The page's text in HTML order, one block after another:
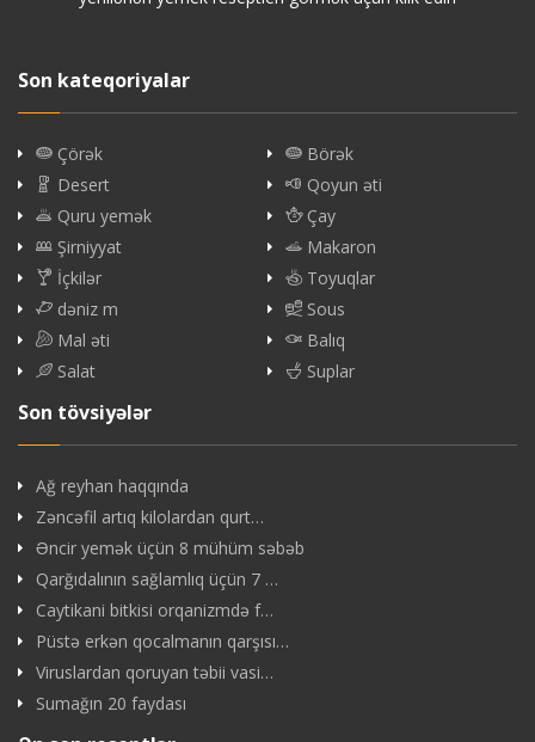
Son kateqoriyalar
Çörək
Börək
Desert
Qoyun əti
Quru yemək
Çay
Şirniyyat
Makaron
İçkilər
Toyuqlar
dəniz m
Sous
Mal əti
Balıq
Salat
Suplar
Son tövsiyələr
Ağ reyhan haqqında
Zəncəfil artıq kilolardan qurt…
Əncir yemək üçün 8 mühüm səbəb
Qarğıdalının sağlamlıq üçün 7 …
Caytikani bitkisi orqanizmdə f…
Püstə erkən qocalmanın qarşısı…
Viruslardan qoruyan təbii vasi…
Sumağın 20 faydası